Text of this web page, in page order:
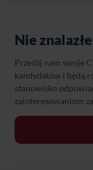
Nie
Prześlij nam swoje
kandydatów i będą
stanowisko
zainteresowaniom